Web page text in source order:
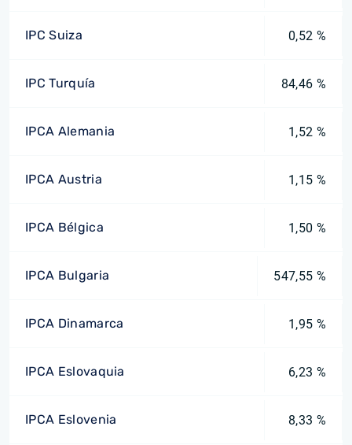
IPC Suiza 0,52 %
IPC Turquía 84,46 %
IPCA Alemania 1,52 %
IPCA Austria 1,15 %
IPCA Bélgica 1,50 %
IPCA Bulgaria 547,55 %
IPCA Dinamarca 1,95 %
IPCA Eslovaquia 6,23 %
IPCA Eslovenia 8,33 %